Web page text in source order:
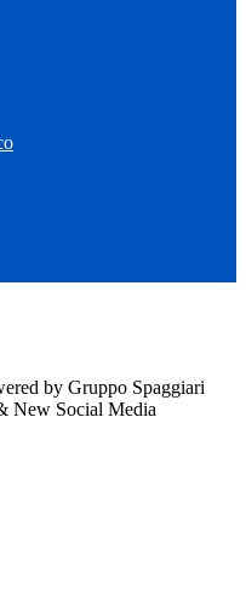
by Gruppo Spaggiari
New Social Media